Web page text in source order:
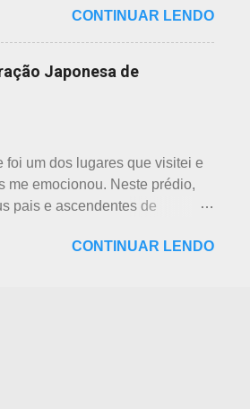
(七 福神) significa "Sete
Shichi ...
foi crescendo
Algumas pesquisas
anos atrás, mostravam o
futebol ultrapassou o beisebol.
campos de futebol
por todo o arquipélago.
trens, encontramos muitos
japoneses praticantes do
Dino Adventure
foi inaugurado em julho do
passado (2016), junto ao Odaka
localizado em Sakyoyama,
ou prejuízo. Dino Adventure é
temático que contém 18
de dinossauros, com sons e
O som é obtido a partir
semelhante, porém os
CONTINUAR LENDO
Japonesa de
foi um dos lugares que visitei e
me emocionou. Neste prédio,
pais e ascendentes de
pela última vez no Japão,
CONTINUAR LENDO